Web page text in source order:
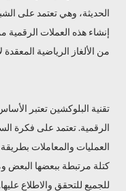
الحديثة، وهي تعتمد على
إنشاء هذه العملات
من الألغاز الرياضية
تقنية البلوكشين تعتبر
الرقمية. تعتمد على فكرة
العمليات والمعاملات
كتلة مرتبطة ببعضها البعض
للجميع للتحقق والاطلاع